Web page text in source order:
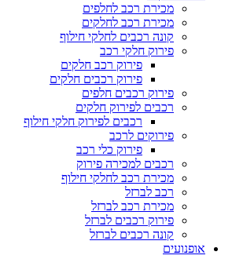
מכירת רכב לחלפים
מכירת רכב לחלקים
קונה רכבים לחלקי חילוף
פירוק חלקי רכב
פירוק רכב חלקים
פירוק רכבים חלקים
פירוק רכבים חלפים
רכבים לפירוק חלקים
רכבים לפירוק חלקי חילוף
פירוקים לרכב
פירוק כלי רכב
רכבים למכירה פירוק
מכירת רכב לחלקי חילוף
רכב לברזל
מכירת רכב לברזל
פירוק רכבים לברזל
קונה רכבים לברזל
אופנועים